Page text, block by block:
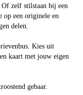
zelf stilstaan bij een
op een originele en
delen.
Kies uit
kaart met jouw eigen
gebaar.